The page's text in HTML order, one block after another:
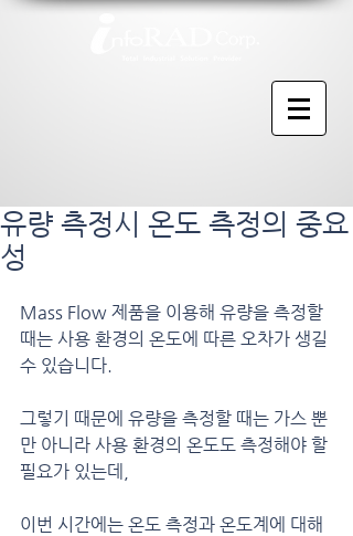
유량 측정시 온도 측정의 중요
성
Mass Flow 제품을 이용해 유량을 측정할
때는 사용 환경의 온도에 따른 오차가 생길
수 있습니다.
그렇기 때문에 유량을 측정할 때는 가스 뿐
만 아니라 사용 환경의 온도도 측정해야 할
필요가 있는데,
이번 시간에는 온도 측정과 온도계에 대해